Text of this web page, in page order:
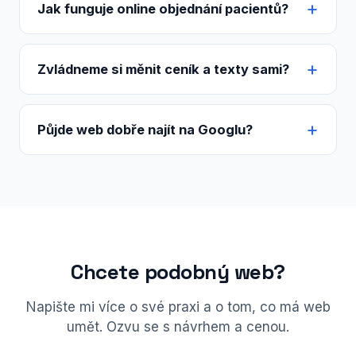
Jak funguje online objednání pacientů?
Zvládneme si měnit ceník a texty sami?
Půjde web dobře najít na Googlu?
Chcete podobný web?
Napište mi více o své praxi a o tom, co má web
umět. Ozvu se s návrhem a cenou.